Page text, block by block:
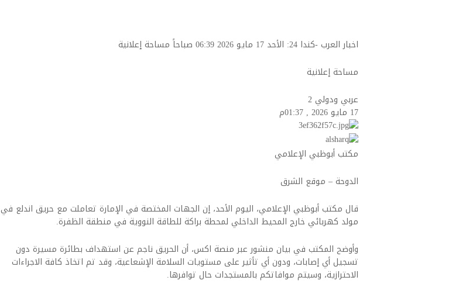
اخبار العرب -كندا 24: الأحد 17 مايو 2026 06:39 صباحاً مساحة إعلانية
مساحة إعلانية
عربي ودولي2
17 مايو 2026 , 01:37م
مكتب أبوظبي الإعلامي
الدوحة – موقع الشرق
قال مكتب أبوظبي الإعلامي، اليوم الأحد، إن الجهات المختصة في الإمارة تعاملت مع حريق اندلع في
مولد كهربائي خارج المحيط الداخلي لمحطة براكة للطاقة النووية في منطقة الظفرة.
وأوضح المكتب في بيان منشور عبر منصة اكس، أن الحريق ناجم عن استهداف بطائرة مسيرة دون
تسجيل أي إصابات، ودون أي تأثير على مستويات السلامة الإشعاعية، وقد تم اتخاذ كافة الاجراءات
الاحترازية، وسيتم موافاتكم بالمستجدات حال توافرها.